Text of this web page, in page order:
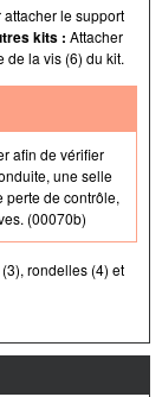
le support
kits : Attacher
de la vis (6) du kit.
afin de vérifier
une selle
perte de contrôle,
(00070b)
rondelles (4) et